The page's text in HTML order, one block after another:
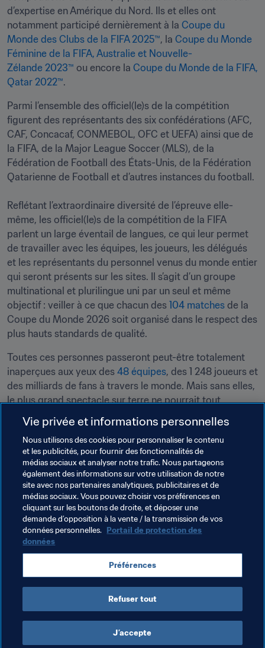
d’expertise en Amérique du Nord. Ils et elles ont
notamment participé dernièrement à la Coupe du
Monde des Clubs de la FIFA 2025™, la Coupe du Monde
Féminine de la FIFA, Australie et Nouvelle-
Zélande 2023™ ou encore la Coupe du Monde de la FIFA,
Qatar 2022™.
Parmi l’ensemble des officiel(le)s de la compétition
figurent des représentants des six confédérations (AFC,
CAF, Concacaf, CONMEBOL, OFC et UEFA) ainsi que de
la FIFA, de la Major League Soccer (MLS), de la
Fédération de Football des États-Unis, de la Fédération
Qatarienne de Football et d’autres instances du football.
Reflétant l’extraordinaire diversité de l’épreuve elle-
même, les officiel(le)s de la compétition de la FIFA
parlent un large éventail de langues, ce qui leur permet
de travailler avec les équipes, les joueurs, les délégués
et les représentants du personnel venus du monde entier
qui seront présents sur les sites. Il s’agit d’un groupe
multinational et plurilingue uni par un seul et même
objectif : veiller à ce que chacun des 104 matches de la
Coupe du Monde 2026 soit organisé dans le respect des
plus hauts standards de qualité.
Toutes ces personnes passeront peut-être totalement
inaperçues aux yeux des 48 équipes, des 1 248 joueurs et
des milliards de fans à travers le monde. Mais sans elles,
le plus grand spectacle sur terre ne pourrait tout
simplement pas avoir lieu.
Thèmes en lien
Organisation des compétitions Organisation
Coupe du Monde de la FIFA 2026™ Canada
Concacaf Mexico USA
Coupe du Monde de la FIFA 2026™
Vie privée et informations personnelles
Nous utilisons des cookies pour personnaliser le contenu
et les publicités, pour fournir des fonctionnalités de
médias sociaux et analyser notre trafic. Nous partageons
également des informations sur votre utilisation de notre
site avec nos partenaires analytiques, publicitaires et de
médias sociaux. Vous pouvez choisir vos préférences en
cliquant sur les boutons de droite, et déposer une
demande d’opposition à la vente / la transmission de vos
données personnelles. Portail de protection des
données
Préférences
Refuser tout
J’accepte